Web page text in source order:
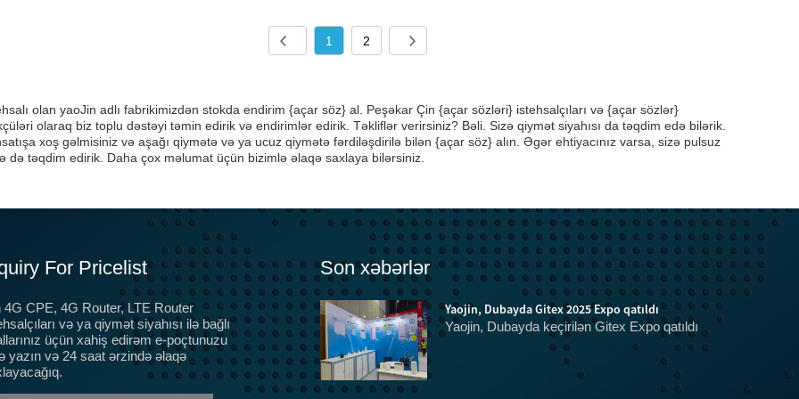
1 2
olan yaoJin adlı fabrikimizdən stokda endirim {açar söz} al. Peşəkar Çin {açar sözləri} istehsalçıları və {açar sözlər}
olaraq biz toplu dəstəyi təmin edirik və endirimlər edirik. Təkliflər verirsiniz? Bəli. Sizə qiymət siyahısı da təqdim edə bilərik.
xoş gəlmisiniz və aşağı qiymətə və ya ucuz qiymətə fərdiləşdirilə bilən {açar söz} alın. Əgər ehtiyacınız varsa, sizə pulsuz
də təqdim edirik. Daha çox məlumat üçün bizimlə əlaqə saxlaya bilərsiniz.
For Pricelist
4G CPE, 4G Router, LTE Router
və ya qiymət siyahısı ilə bağlı
üçün xahiş edirəm e-poçtunuzu
yazın və 24 saat ərzində əlaqə
Son xəbərlər
5G optik lif, ev genişzolaqlı üçün 5G CPE terminalları,
CPE avadanlıq sertifikatı, SRRC, CTA əvəz etmək
üzrədir
Əslində, bir çox insan 3G və 4G dövründə CPE
avadanlığından istifadə etdi, sadəcə bu cür MIFI.
Yaojin, Dubayda Gitex 2025 Expo qatıldı
Yaojin, Dubayda keçirilən Gitex Expo qatıldı